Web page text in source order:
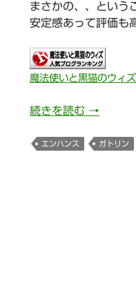
まさかの、、という
安定感あって評価も
魔法使いと黒猫のウィ
続きを読む 827日目
→
エンハンス ガトリン